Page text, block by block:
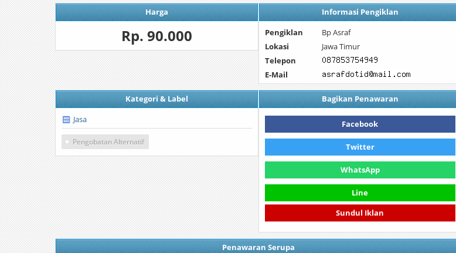
Harga
Rp. 90.000
Informasi Pengiklan
Pengiklan
Bp Asraf
Lokasi
Jawa Timur
Telepon
E-Mail
Kategori & Label
Jasa
Pengobatan Alternatif
Bagikan Penawaran
Facebook
Twitter
WhatsApp
Line
Sundul Iklan
Penawaran Serupa